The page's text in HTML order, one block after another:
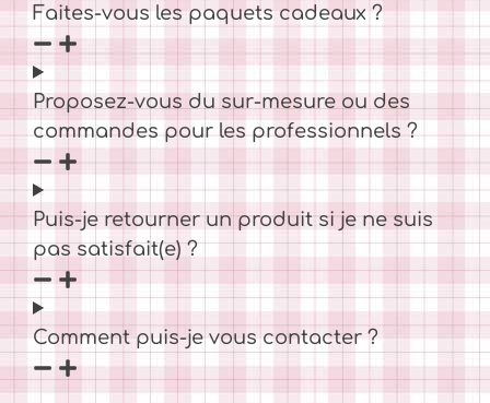
Faites-vous les paquets cadeaux ?
Proposez-vous du sur-mesure ou des
commandes pour les professionnels ?
Puis-je retourner un produit si je ne suis
pas satisfait(e) ?
Comment puis-je vous contacter ?